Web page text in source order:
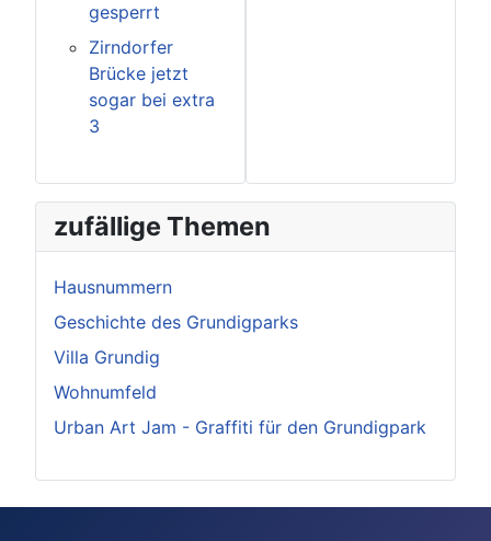
gesperrt
Zirndorfer
Brücke jetzt
sogar bei extra
3
zufällige Themen
Hausnummern
Geschichte des Grundigparks
Villa Grundig
Wohnumfeld
Urban Art Jam - Graffiti für den Grundigpark